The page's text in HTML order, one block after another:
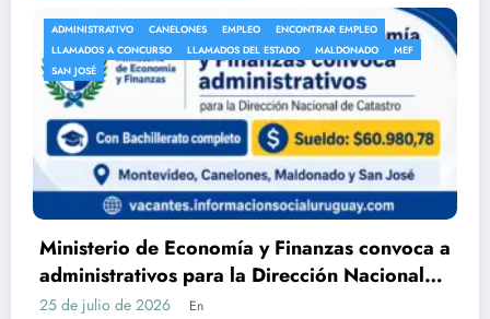
a
ANEP AUXILIAR DE LIMPIEZA
AUXILIAR DE SERVICIO
AUXILIARES DE SERVICIO
EMPLEO
ENCONTRAR EMPLEO
LLAMADOS A CONCURSO
LLAMADOS DEL ESTADO
DGEIP abre llamado para Auxiliar de
Servicio en Maldonado: requisitos,
cómo postularse
24 de julio de 2026